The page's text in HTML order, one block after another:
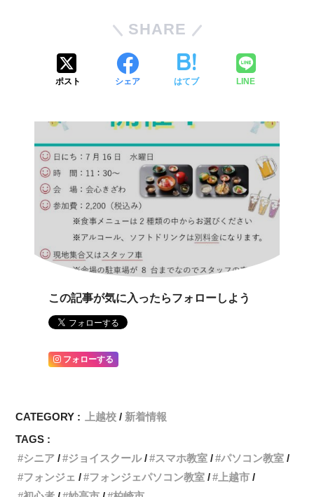
SHARE
ポスト シェア はてブ LINE
この記事が気に入ったらフォローしよう
フォローする
CATEGORY : 上越校
新着情報
TAGS :
シニア
ジョイスクール スマホ教室
パソコン教室
フォンジェ
フォンジェパソコン教室
上越市